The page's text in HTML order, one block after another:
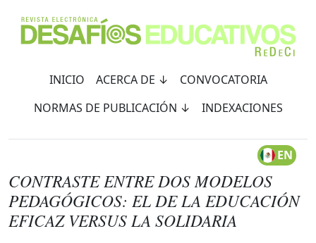
INICIO ACERCA DE ↓
CONVOCATORIA
NORMAS DE PUBLICACIÓN ↓
INDEXACIONES
EN
CONTRASTE ENTRE DOS MODELOS
PEDAGÓGICOS: EL DE LA EDUCACIÓN
EFICAZ VERSUS LA SOLIDARIA